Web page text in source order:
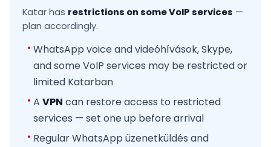
Katar has restrictions on some VoIP services —
plan accordingly.
WhatsApp voice and videóhívások, Skype,
and some VoIP services may be restricted or
limited Katarban
A VPN can restore access to restricted
services — set one up before arrival
Regular WhatsApp üzenetküldés and